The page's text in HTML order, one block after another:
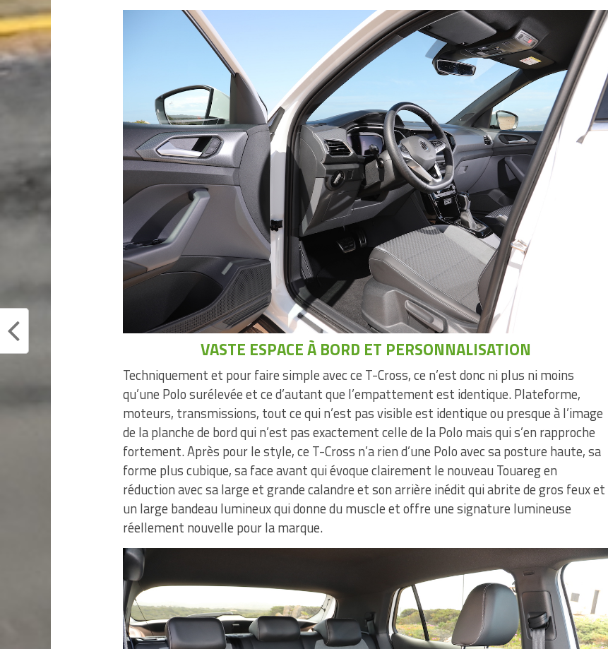
VASTE ESPACE À BORD ET PERSONNALISATION
Techniquement et pour faire simple avec ce T-Cross, ce n’est donc ni plus ni moins
qu’une Polo surélevée et ce d’autant que l’empattement est identique. Plateforme,
moteurs, transmissions, tout ce qui n’est pas visible est identique ou presque à l’image
de la planche de bord qui n’est pas exactement celle de la Polo mais qui s’en rapproche
fortement. Après pour le style, ce T-Cross n’a rien d’une Polo avec sa posture haute, sa
forme plus cubique, sa face avant qui évoque clairement le nouveau Touareg en
réduction avec sa large et grande calandre et son arrière inédit qui abrite de gros feux et
un large bandeau lumineux qui donne du muscle et offre une signature lumineuse
réellement nouvelle pour la marque.